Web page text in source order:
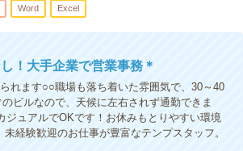
Word Excel
！大手企業で営業事務＊
れます○○職場も落ち着いた雰囲気で、30～40
ビルなので、天候に左右されず通勤できま
ュアルでOKです！お休みもとりやすい環境
経験歓迎のお仕事が豊富なテンプスタッフ。